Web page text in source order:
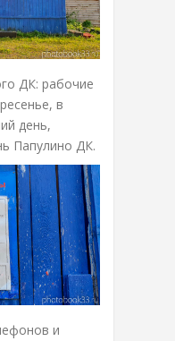
ДК: рабочие
в
день,
Папулино ДК.
и